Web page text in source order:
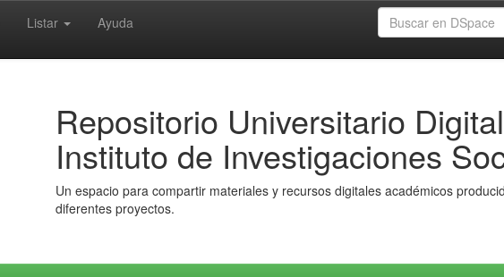
Listar Ayuda
Repositorio Universitario Digital
Instituto de Investigaciones
Un espacio para compartir materiales y recursos digitales académicos
diferentes proyectos.